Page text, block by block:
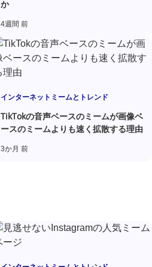
か
4週間 前
インターネットミームとトレンド
TikTokの音声ベースのミームが画像ベ
ースのミームよりも速く拡散する理由
3か月 前